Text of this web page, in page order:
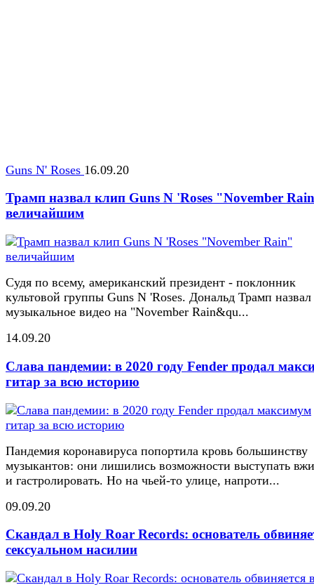
Guns N' Roses 16.09.20
Трамп назвал клип Guns N 'Roses "November
величайшим
Судя по всему, американский президент - поклонник
культовой группы Guns N 'Roses. Дональд Трамп назвал
музыкальное видео на "November Rain&qu...
14.09.20
Слава пандемии: в 2020 году Fender продал
гитар за всю историю
Пандемия коронавируса попортила кровь большинству
музыкантов: они лишились возможности выступать
и гастролировать. Но на чьей-то улице, напроти...
09.09.20
Скандал в Holy Roar Records: основатель
сексуальном насилии